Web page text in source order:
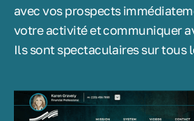
avec vos prospects
votre activité et communiquer
Ils sont spectaculaires sur tous